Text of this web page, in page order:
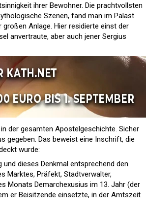
ihrer Bewohner. Die prachtvollsten
Szenen, fand man im Palast
Anlage. Hier residierte einst der
anvertraute, aber auch jener Sergius
der gesamten Apostelgeschichte. Sicher
gegeben. Das beweist eine Inschrift, die
wurde:
dieses Denkmal entsprechend den
Marktes, Präfekt, Stadtverwalter,
Monats Demarchexusius im 13. Jahr (der
er Beisitzende einsetzte, in der Amtszeit